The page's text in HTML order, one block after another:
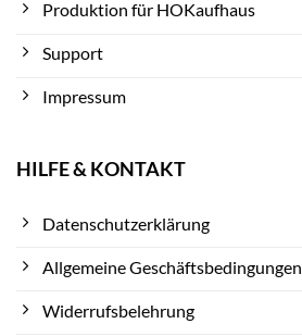
Produktion für HOKaufhaus
Support
Impressum
HILFE & KONTAKT
Datenschutzerklärung
Allgemeine Geschäftsbedingungen
Widerrufsbelehrung